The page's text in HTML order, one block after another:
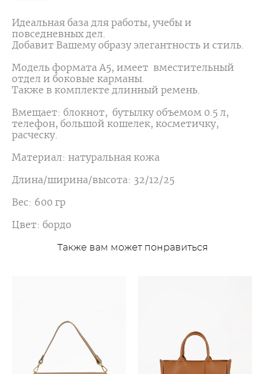
Идеальная база для работы, учебы и
повседневных дел.
Добавит Вашему образу элегантность и стиль.
Модель формата А5, имеет вместительный
отдел и боковые карманы.
Также в комплекте длинный ремень.
Вмещает: блокнот, бутылку объемом 0.5 л,
телефон, большой кошелек, косметичку,
расческу.
Материал: натуральная кожа
Длина/ширина/высота: 32/12/25
Вес: 600 гр
Цвет: бордо
Также вам может понравиться